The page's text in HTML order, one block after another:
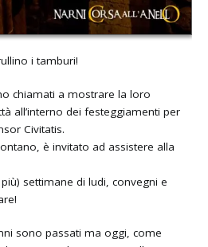
i tamburi!
chiamati a mostrare la loro
all’interno dei festeggiamenti per
Civitatis.
è invitato ad assistere alla
settimane di ludi, convegni e
sono passati ma oggi, come